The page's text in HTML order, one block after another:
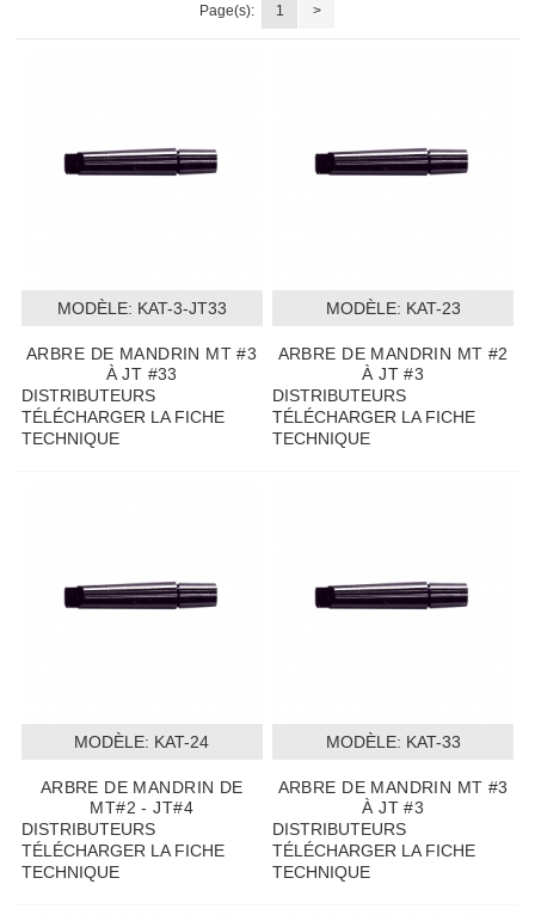
Page(s): 1 >
MODÈLE: KAT-3-JT33
ARBRE DE MANDRIN MT #3
À JT #33
DISTRIBUTEURS
TÉLÉCHARGER LA FICHE
TECHNIQUE
MODÈLE: KAT-23
ARBRE DE MANDRIN MT #2
À JT #3
DISTRIBUTEURS
TÉLÉCHARGER LA FICHE
TECHNIQUE
MODÈLE: KAT-24
ARBRE DE MANDRIN DE
MT#2 - JT#4
DISTRIBUTEURS
TÉLÉCHARGER LA FICHE
TECHNIQUE
MODÈLE: KAT-33
ARBRE DE MANDRIN MT #3
À JT #3
DISTRIBUTEURS
TÉLÉCHARGER LA FICHE
TECHNIQUE